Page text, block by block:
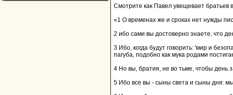
Смотрите как Павел увещевает братьев
«1 О временах же и сроках нет нужды
2 ибо сами вы достоверно знаете, что
3 Ибо, когда будут говорить: 'мир и
пагуба, подобно как мука родами
4 Но вы, братия, не во тьме, чтобы день
5 Ибо все вы - сыны света и сыны дня: